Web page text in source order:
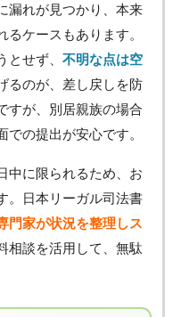
漏れが見つかり、本来
ケースもあります。
せず、 不明な点は空
るのが、差し戻しを防
すが、別居親族の場合
の提出が安心です。
中に限られるため、お
。日本リーガル司法書
門家が状況を整理しス
相談を活用して、無駄